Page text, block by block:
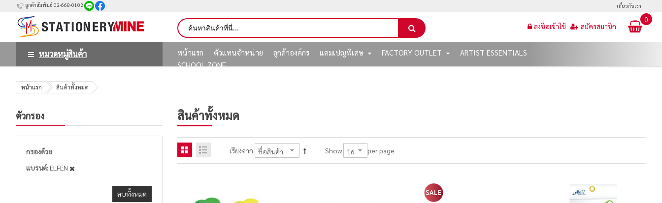
ลูกค้าสัมพันธ์ 02-668-0102 เกี่ยวกับเรา
0
ลงชื่อเข้าใช้ สมัครสมาชิก
หมวดหมู่สินค้า หน้าแรก ตัวแทนจำหน่าย ลูกค้าองค์กร แคมเปญพิเศษ FACTORY OUTLET
ARTIST ESSENTIALS
SCHOOL ZONE
หน้าแรก สินค้าทั้งหมด
สินค้าทั้งหมด
เรียงจาก Show per page
ตัวกรอง
กรองด้วย
แบรนด์ ELFEN
ลบทั้งหมด